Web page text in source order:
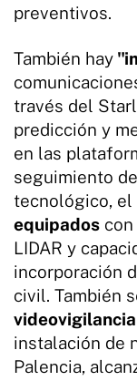
preventivos.
También hay
través del
predicción y
en las
seguimiento
tecnológico, el
equipados
LIDAR y
incorporación
civil. También
instalación de
Palencia,